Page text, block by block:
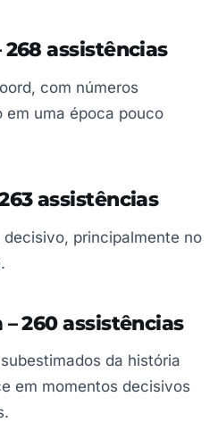
268 assistências
com números
em uma época pouco
assistências
principalmente no
– 260 assistências
da história
em momentos decisivos